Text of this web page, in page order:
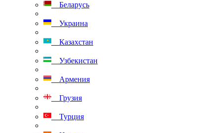
Беларусь
Украина
Казахстан
Узбекистан
Армения
Грузия
Турция